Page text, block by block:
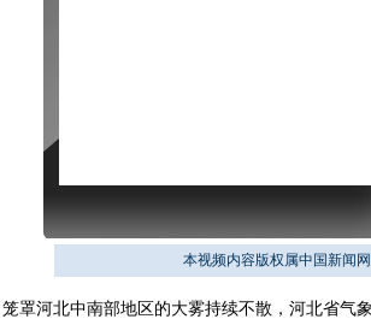
本视频内容版权属中国新闻
河北中南部地区的大雾持续不散，河北省气